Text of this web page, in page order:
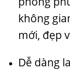
không
mới, đẹp
Dễ dàng